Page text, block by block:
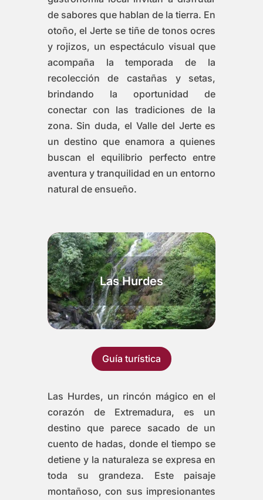
de sabores que hablan de la tierra. En
otoño, el Jerte se tiñe de tonos ocres
y rojizos, un espectáculo visual que
acompaña la temporada de la
recolección de castañas y setas,
brindando la oportunidad de
conectar con las tradiciones de la
zona. Sin duda, el Valle del Jerte es
un destino que enamora a quienes
buscan el equilibrio perfecto entre
aventura y tranquilidad en un entorno
natural de ensueño.
Las Hurdes
Guía turística
Las Hurdes, un rincón mágico en el
corazón de Extremadura, es un
destino que parece sacado de un
cuento de hadas, donde el tiempo se
detiene y la naturaleza se expresa en
toda su grandeza. Este paisaje
montañoso, con sus impresionantes